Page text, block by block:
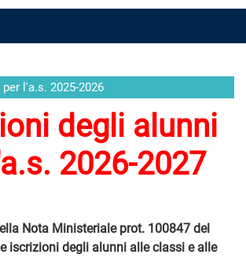
l'a.s. 2025-2026
degli alunni
2026-2027
Nota Ministeriale prot. 100847 del
iscrizioni degli alunni alle classi e alle